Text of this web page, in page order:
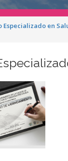
Especializado en